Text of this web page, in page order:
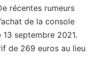
récentes rumeurs
de la console
septembre 2021.
de 269 euros au lieu